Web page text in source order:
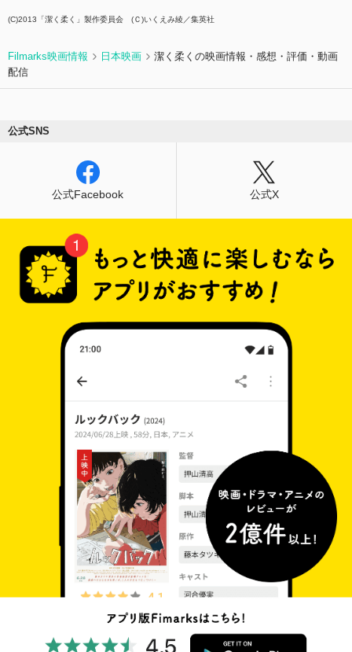
(C)2013「潔く柔く」製作委員会 (Ｃ)いくえみ綾／集英社
Filmarks映画情報 日本映画
潔く柔くの映画情報・感想・評価・動画
配信
公式SNS
公式Facebook 公式X